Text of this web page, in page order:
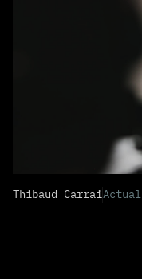
Thibaud Carrai